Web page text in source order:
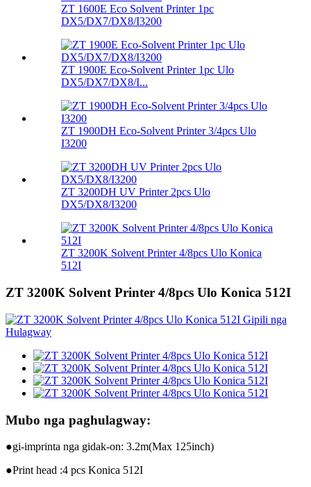
ZT 1600E Eco Solvent Printer 1pc
DX5/DX7/DX8/I3200
ZT 1900E Eco-Solvent Printer 1pc Ulo
DX5/DX7/DX8/I...
ZT 1900DH Eco-Solvent Printer 3/4pcs Ulo
I3200
ZT 3200DH UV Printer 2pcs Ulo
DX5/DX8/I3200
ZT 3200K Solvent Printer 4/8pcs Ulo Konica
512I
ZT 3200K Solvent Printer 4/8pcs Ulo Konica 512I
Mubo nga paghulagway:
●gi-imprinta nga gidak-on: 3.2m(Max 125inch)
●Print head :4 pcs Konica 512I